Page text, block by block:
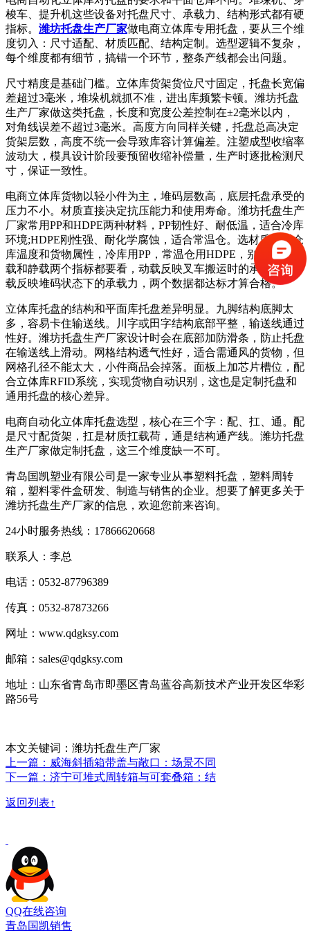
梭车、提升机这些设备对托盘尺寸、承载力、结构形式都有硬
指标。 潍坊托盘生产厂家做电商立体库专用托盘，要从三个维
度切入：尺寸适配、材质匹配、结构定制。选型逻辑不复杂，
每个维度都有细节，搞错一个环节，整条产线都会出问题。
尺寸精度是基础门槛。立体库货架货位尺寸固定，托盘长宽偏
差超过3毫米，堆垛机就抓不准，进出库频繁卡顿。潍坊托盘
生产厂家做这类托盘，长度和宽度公差控制在±2毫米以内，
对角线误差不超过3毫米。高度方向同样关键，托盘总高决定
货架层数，高度不统一会导致库容计算偏差。注塑成型收缩率
波动大，模具设计阶段要预留收缩补偿量，生产时逐批检测尺
寸，保证一致性。
电商立体库货物以轻小件为主，堆码层数高，底层托盘承受的
压力不小。材质直接决定抗压能力和使用寿命。潍坊托盘生产
厂家常用PP和HDPE两种材料，PP韧性好、耐低温，适合冷库
环境;HDPE刚性强、耐化学腐蚀，适合常温仓。选材质要看仓
库温度和货物属性，冷库用PP，常温仓用HDPE，别搞反。动
载和静载两个指标都要看，动载反映叉车搬运时的承受力，静
载反映堆码状态下的承载力，两个数据都达标才算合格。
立体库托盘的结构和平面库托盘差异明显。九脚结构底脚太
多，容易卡住输送线。川字或田字结构底部平整，输送线通过
性好。潍坊托盘生产厂家设计时会在底部加防滑条，防止托盘
在输送线上滑动。网格结构透气性好，适合需通风的货物，但
网格孔径不能太大，小件商品会掉落。面板上加芯片槽位，配
合立体库RFID系统，实现货物自动识别，这也是定制托盘和
通用托盘的核心差异。
电商自动化立体库托盘选型，核心在三个字：配、扛、通。配
是尺寸配货架，扛是材质扛载荷，通是结构通产线。潍坊托盘
生产厂家做定制托盘，这三个维度缺一不可。
青岛国凯塑业有限公司是一家专业从事塑料托盘，塑料周转
箱，塑料零件盒研发、制造与销售的企业。想要了解更多关于
潍坊托盘生产厂家的信息，欢迎您前来咨询。
24小时服务热线：17866620668
联系人：李总
电话：0532-87796389
传真：0532-87873266
网址：www.qdgksy.com
邮箱：sales@qdgksy.com
地址：山东省青岛市即墨区青岛蓝谷高新技术产业开发区华彩
路56号
本文关键词：潍坊托盘生产厂家
上一篇：威海斜插箱带盖与敞口：场景不同
下一篇：济宁可堆式周转箱与可套叠箱：结
返回列表↑
QQ在线咨询
青岛国凯销售